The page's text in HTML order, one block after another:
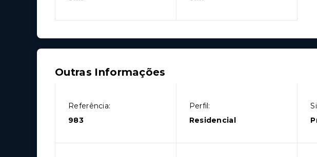
Outras Informações
Referência:
983
Perfil:
Residencial